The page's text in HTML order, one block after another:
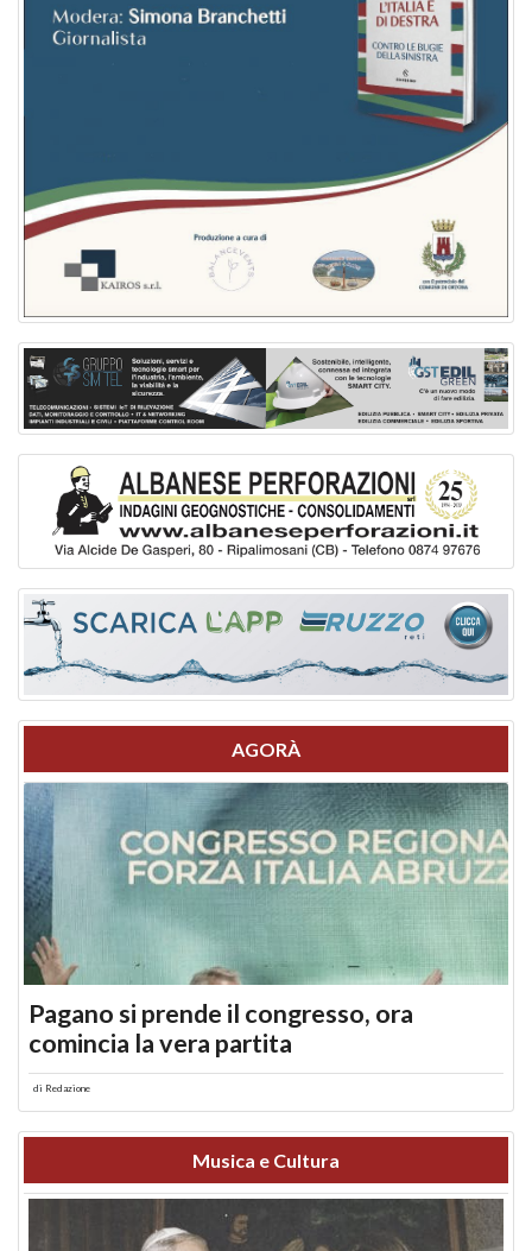
AGORÀ
Pagano si prende il congresso, ora
comincia la vera partita
di Redazione
Musica e Cultura